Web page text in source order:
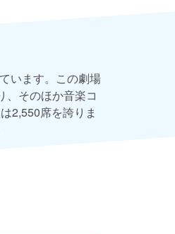
います。この劇場
、そのほか音楽コ
2,550席を誇りま